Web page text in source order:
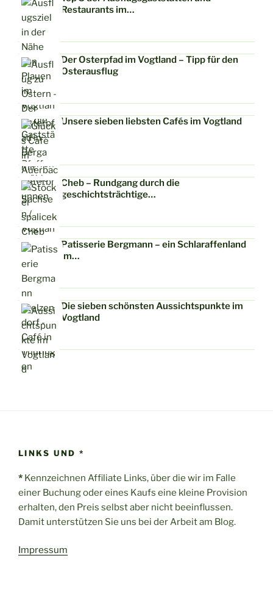
Restaurants im…
Der Osterpfad im Vogtland – Tipp für den
Osterausflug
Unsere sieben liebsten Cafés im Vogtland
Cheb – Rundgang durch die
geschichtsträchtige…
Patisserie Bergmann – ein Schlaraffenland
im…
Die sieben schönsten Aussichtspunkte im
Vogtland
LINKS UND *
* Kennzeichnen Affiliate Links, über die wir im Falle
einer Buchung oder eines Kaufs eine kleine Provision
erhalten, den Preis selbst aber nicht beeinflussen.
Damit unterstützen Sie uns bei der Arbeit am Blog.
Impressum